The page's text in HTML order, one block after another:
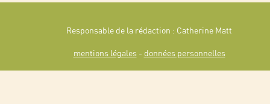
Responsable de la rédaction : Catherine Matt
mentions légales - données personnelles